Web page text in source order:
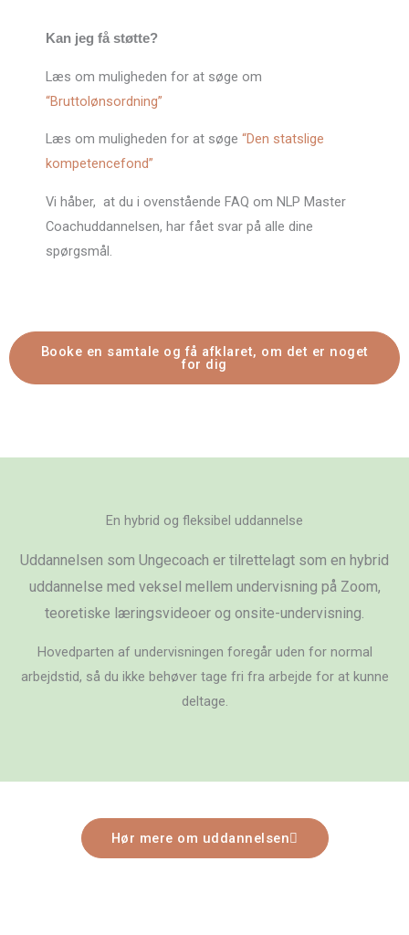
Kan jeg få støtte?
Læs om muligheden for at søge om
“Bruttolønsordning”
Læs om muligheden for at søge “Den statslige
kompetencefond”
Vi håber, at du i ovenstående FAQ om NLP Master
Coachuddannelsen, har fået svar på alle dine
spørgsmål.
Booke en samtale og få afklaret, om det er noget
for dig
En hybrid og fleksibel uddannelse
Uddannelsen som Ungecoach er tilrettelagt som en hybrid
uddannelse med veksel mellem undervisning på Zoom,
teoretiske læringsvideoer og onsite-undervisning.
Hovedparten af undervisningen foregår uden for normal
arbejdstid, så du ikke behøver tage fri fra arbejde for at kunne
deltage.
Hør mere om uddannelsen